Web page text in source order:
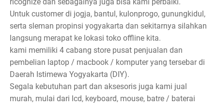
Untuk customer di jogja, bantul, kulonprogo, gunungkidul,
serta sleman propinsi yogyakarta dan sekitarnya silahkan
langsung merapat ke lokasi toko offline kita.
kami memiliki 4 cabang store pusat penjualan dan
pembelian laptop / macbook / komputer yang tersebar di
Daerah Istimewa Yogyakarta (DIY).
Segala kebutuhan part dan aksesoris juga kami jual
murah, mulai dari lcd, keyboard, mouse, batre / baterai